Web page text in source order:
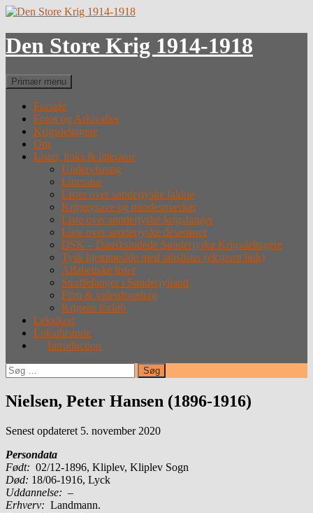
Hop
indhold
Den Store Krig 1914-1918
Søg
Primær menu
Forside
Fotos og Arkivalier
Krigsdeltagere
Om
Lister, links & litteratur
Undervisning
Litteratur
Lister over sønderjyske faldne
Krigergrave og mindesmærker
Liste over sønderjyske krigsfanger
Liste over sønderjyske desertører
DSK – Dansksindede Sønderjyske Krigsdeltagere
Tysk hjemmeside med tabslister (eksternt link)
Alfabetiske lister
Straffefanger i Sønderjylland
Film & videoforedrag
Krigens forløb
Leksikon
Lokalhistorie
Introduction
Søg
efter:
Nielsen, Peter Hansen (1896-1916)
Senest opdateret 5. november 2020
Persondata
Født: 02/12-1896, Kliplev, Kliplev Sogn
Død: 18/06-1916, Lyck
Uddannelse: –
Erhverv: Landmann.